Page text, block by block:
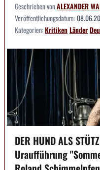
Geschrieben vonALEXANDER
Veröffentlichungsdatum:
Kategorien:KritikenLänder
DER HUND ALS
Uraufführung